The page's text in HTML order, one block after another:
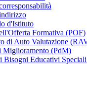
d'Istituto
Formativa (POF)
di Auto Valutazione
Miglioramento (PdM)
Bisogni Educativi